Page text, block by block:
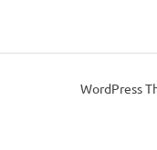
WordPress